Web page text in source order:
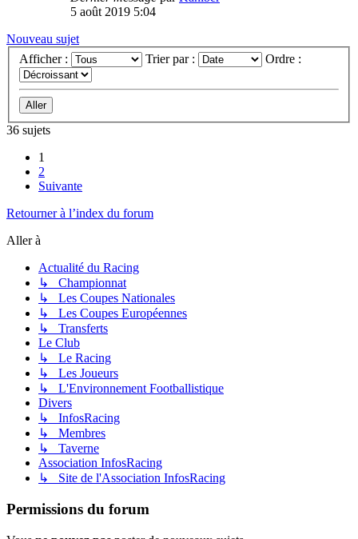
5 août 2019 5:04
Nouveau sujet
Afficher :
Trier par : Ordre :
36 sujets
1
2
Suivante
Retourner à l’index du forum
Aller à
Actualité du Racing
↳ Championnat
↳ Les Coupes Nationales
↳ Les Coupes Européennes
↳ Transferts
Le Club
↳ Le Racing
↳ Les Joueurs
↳ L'Environnement Footballistique
Divers
↳ InfosRacing
↳ Membres
↳ Taverne
Association InfosRacing
↳ Site de l'Association InfosRacing
Permissions du forum